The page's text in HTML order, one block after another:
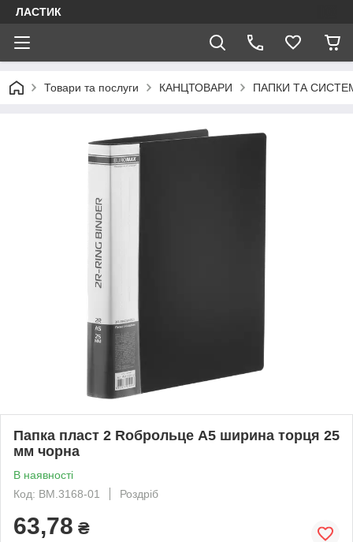
ЛАСТИК
Товари та послуги КАНЦТОВАРИ ПАПКИ ТА
Папка пласт 2 Rоброльце А5 ширина торця 25
мм чорна
В наявності
Код: BM.3168-01
Роздріб
63,78 ₴